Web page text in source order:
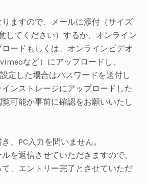
ますので、メールに添付（サイズ
してください）するか、オンライン
ードもしくは、オンラインビデオ
など）にアップロードし、
定した場合はパスワードを送付し
ンストレージにアップロードした
可能か事前に確認をお願いいたし
、PC入力を問いません。
を返信させていただきますので、
、エントリー完了とさせていただ